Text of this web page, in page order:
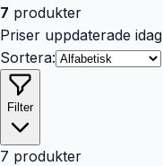
7 produkter
Priser uppdaterade idag
Sortera:
Filter
7 produkter